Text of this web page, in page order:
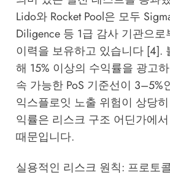
Lido와 Rocket Pool은 모두
Diligence 등 1급 감사 기관으
이력을 보유하고 있습니다 [4].
해 15% 이상의 수익률을 광고
속 가능한 PoS 기준선이
익스플로잇 노출 위험이 상당
익률은 리스크 구조 어딘가에
때문입니다.
실용적인 리스크 원칙: 프로토